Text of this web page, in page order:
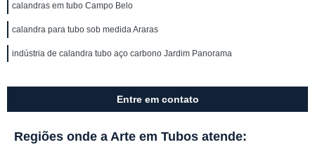
calandras em tubo Campo Belo
calandra para tubo sob medida Araras
indústria de calandra tubo aço carbono Jardim Panorama
Entre em contato
Regiões onde a Arte em Tubos atende: